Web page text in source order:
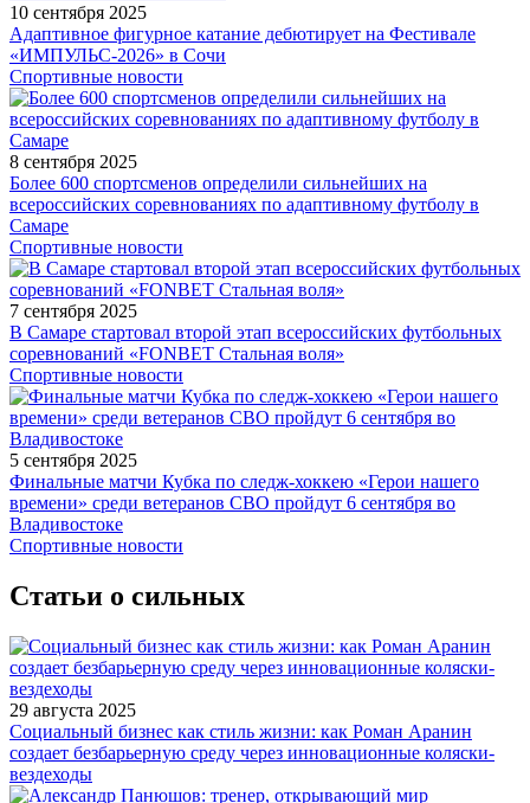
10 сентября 2025
Адаптивное фигурное катание дебютирует на Фестивале
«ИМПУЛЬС-2026» в Сочи
Спортивные новости
8 сентября 2025
Более 600 спортсменов определили сильнейших на
всероссийских соревнованиях по адаптивному футболу в
Самаре
Спортивные новости
7 сентября 2025
В Самаре стартовал второй этап всероссийских футбольных
соревнований «FONBET Стальная воля»
Спортивные новости
5 сентября 2025
Финальные матчи Кубка по следж-хоккею «Герои нашего
времени» среди ветеранов СВО пройдут 6 сентября во
Владивостоке
Спортивные новости
Статьи о сильных
29 августа 2025
Социальный бизнес как стиль жизни: как Роман Аранин
создает безбарьерную среду через инновационные коляски-
вездеходы